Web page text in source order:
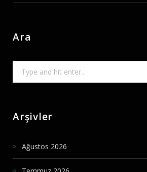
Ara
for:
Arşivler
Ağustos 2026